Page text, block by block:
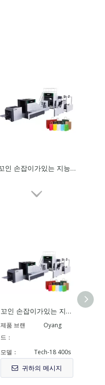
꼬인 손잡이가있는 지능형 가방 제작 기계
꼬인 손잡이가있는 지능형 가방 제작 기계
제품 브랜
드：
Oyang
모델： Tech-18 400s
귀하의 메시지